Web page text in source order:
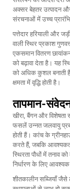
अक्सर बेहतर उत्पादन
संरचनाओं में उच्च
पत्तेदार हरियाली और
वाली स्थिर प्रकाश
एकसमान वितरण
को बढ़ावा देता है। यह
को अधिक कुशल बनाती
क्षमता में वृद्धि होती है।
तापमान-
खीरा, बैंगन और विशेषता
फसलें उन्नत जलवायु
होती हैं। कांच के
करते हैं, जबकि
स्थिरता पौधों में तनाव
निर्धारण के लिए आवश्यक
शीतकालीन सब्जियाँ जैसे